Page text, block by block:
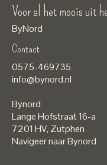
Voor al het moois uit
ByNord
Contact
0575-469735
info@bynord.nl
Bynord
Lange Hofstraat 16-a
7201 HV, Zutphen
Navigeer naar Bynord